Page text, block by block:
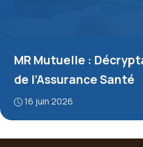
MR Mutuelle :
de l’Assurance Santé
16 juin 2026